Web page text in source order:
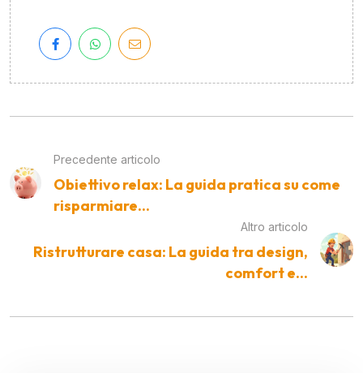
Precedente articolo
Obiettivo relax: La guida pratica su come
risparmiare...
Altro articolo
Ristrutturare casa: La guida tra design,
comfort e...